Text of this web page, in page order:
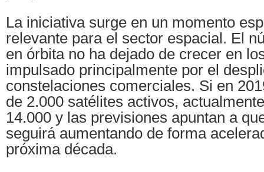
La iniciativa surge en un momento
relevante para el sector espacial. El
en órbita no ha dejado de crecer en
impulsado principalmente por el
constelaciones comerciales. Si en
de 2.000 satélites activos,
14.000 y las previsiones apuntan a
seguirá aumentando de forma
próxima década.